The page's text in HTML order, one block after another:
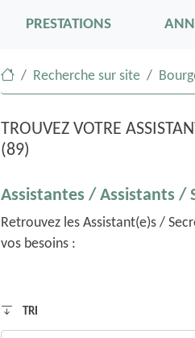
PRESTATIONS
Recherche sur site
TROUVEZ VOTRE
(89)
Assistantes / Assistants /
Retrouvez les Assistant(e)s /
vos besoins :
TRI